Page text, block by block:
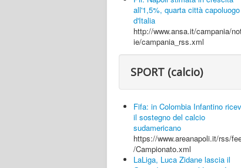
all'1,5%, quarta città capoluogo
d'Italia
http://www.ansa.it/campania/
ie/campania_rss.xml
SPORT (calcio)
Fifa: in Colombia Infantino
il sostegno del calcio
sudamericano
https://www.areanapoli.it/rss/
/Campionato.xml
LaLiga, Luca Zidane lascia il